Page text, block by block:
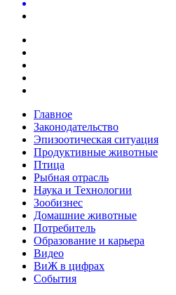
Главное
Законодательство
Эпизоотическая ситуация
Продуктивные животные
Птица
Рыбная отрасль
Наука и Технологии
Зообизнес
Домашние животные
Потребитель
Образование и карьера
Видео
ВиЖ в цифрах
События